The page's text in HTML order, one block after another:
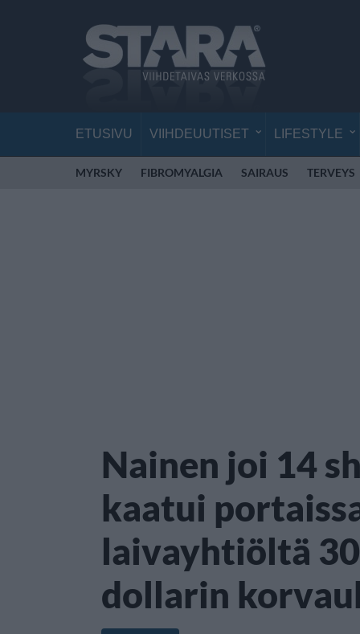
ETUSIVU VIIHDEUUTISET LIFESTYLE
MYRSKY FIBROMYALGIA SAIRAUS TERVEYS
Nainen joi 14
kaatui
laivayhtiöltä
dollarin